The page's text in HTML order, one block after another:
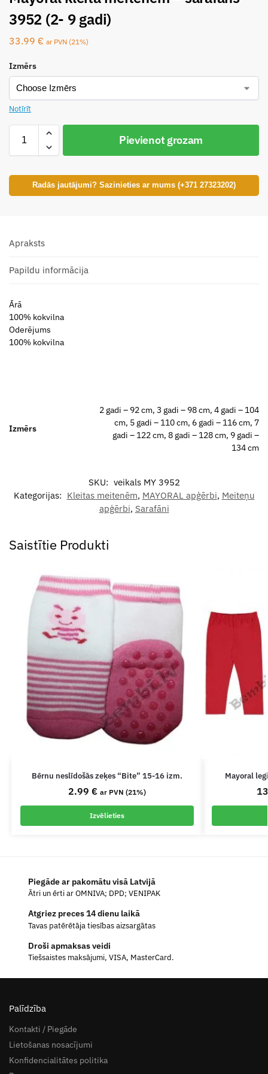
3952 (2- 9 gadi)
33.99 € ar PVN (21%)
Izmērs
Notīrīt
Pievienot grozam
Radās jautājumi? Sazinieties ar mums (+371 27323202)
Apraksts
Papildu informācija
Ārā
100% kokvilna
Oderējums
100% kokvilna
Izmērs
2 gadi – 92 cm, 3 gadi – 98 cm, 4 gadi – 104
cm, 5 gadi – 110 cm, 6 gadi – 116 cm, 7
gadi – 122 cm, 8 gadi – 128 cm, 9 gadi –
134 cm
SKU: veikals MY 3952
Kategorijas: Kleitas meitenēm, MAYORAL apģērbi, Meiteņu
apģērbi, Sarafāni
Saistītie Produkti
Bērnu neslīdošās zeķes “Bite” 15-16 izm.
2.99 € ar PVN (21%)
Izvēlieties
Mayoral
Piegāde ar pakomātu visā Latvijā
Ātri un ērti ar OMNIVA; DPD; VENIPAK
Atgriez preces 14 dienu laikā
Tavas patērētāja tiesības aizsargātas
Droši apmaksas veidi
Tiešsaistes maksājumi, VISA, MasterCard.
Palīdzība
Kontakti / Piegāde
Lietošanas nosacījumi
Konfidencialitātes politika